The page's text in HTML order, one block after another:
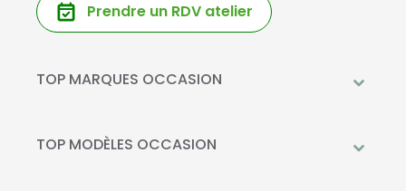
Prendre un RDV atelier
TOP MARQUES OCCASION
Mercedes-Benz
TOP MODÈLES OCCASION